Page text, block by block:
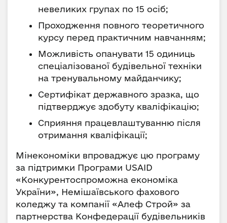
невеликих групах по 15 осіб;
Проходження повного теоретичного
курсу перед практичним навчанням;
Можливість опанувати 15 одиниць
спеціалізованої будівельної техніки
на тренувальному майданчику;
Cертифікат державного зразка, що
підтверджує здобуту кваліфікацію;
Сприяння працевлаштуванню після
отримання кваліфікації;
Мінекономіки впроваджує цю програму
за підтримки Програми USAID
«Конкурентоспроможна економіка
України», Немішаївського фахового
коледжу та компанії «Алеф Строй» за
партнерства Конфедерації будівельників